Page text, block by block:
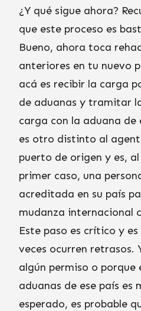
¿Y qué sigue ahora?
que este proceso es
Bueno, ahora toca
anteriores en tu nuevo
acá es recibir la carga
de aduanas y tramitar
carga con la aduana de
es otro distinto al
puerto de origen y es,
primer caso, una
acreditada en su país
mudanza internacional
Este paso es crítico y
veces ocurren retrasos.
algún permiso o porque
aduanas de ese país es
esperado, es probable